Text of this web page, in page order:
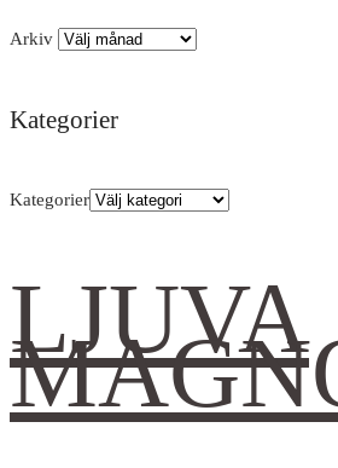
Arkiv
Kategorier
Kategorier
LJUVA